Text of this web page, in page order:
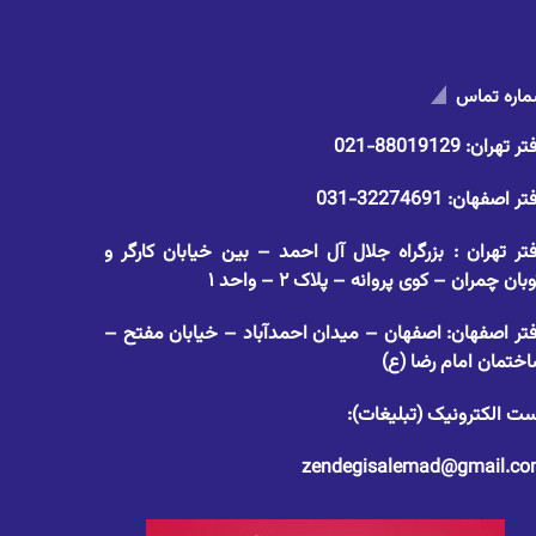
تماس
تهران: 88019129-021
اصفهان: 32274691-031
تهران : بزرگراه جلال آل احمد – بین خیابان کارگر و
چمران – کوی پروانه – پلاک ۲ – واحد ۱
اصفهان: اصفهان – میدان احمدآباد – خیابان مفتح –
امام رضا (ع)
الکترونیک (تبلیغات):